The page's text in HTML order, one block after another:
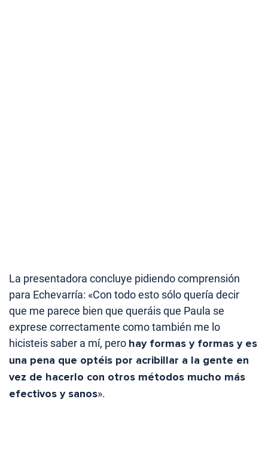
La presentadora concluye pidiendo comprensión
para Echevarría: «Con todo esto sólo quería decir
que me parece bien que queráis que Paula se
exprese correctamente como también me lo
hicisteis saber a mí, pero hay formas y formas y es
una pena que optéis por acribillar a la gente en
vez de hacerlo con otros métodos mucho más
efectivos y sanos».